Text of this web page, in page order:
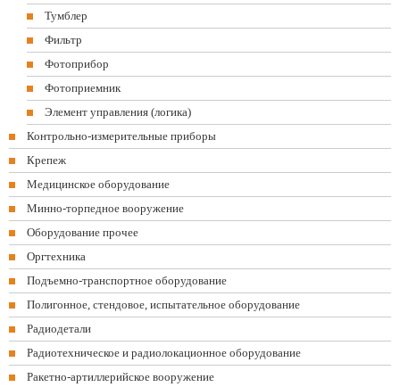
Тумблер
Фильтр
Фотоприбор
Фотоприемник
Элемент управления (логика)
Контрольно-измерительные приборы
Крепеж
Медицинское оборудование
Минно-торпедное вооружение
Оборудование прочее
Оргтехника
Подъемно-транспортное оборудование
Полигонное, стендовое, испытательное оборудование
Радиодетали
Радиотехническое и радиолокационное оборудование
Ракетно-артиллерийское вооружение